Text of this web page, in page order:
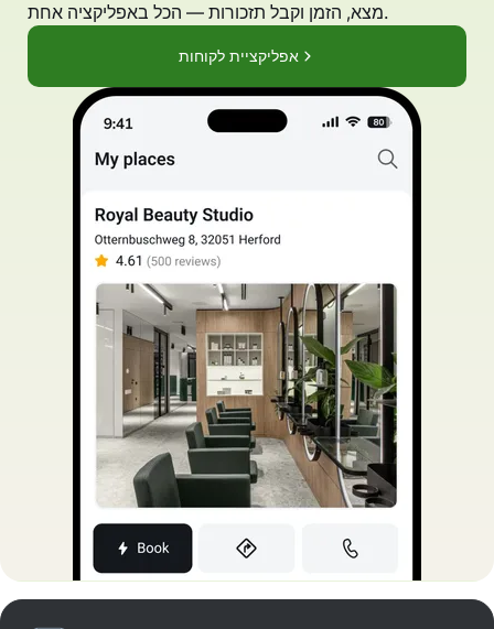
מצא, הזמן וקבל תזכורות — הכל באפליקציה אחת.
אפליקציית לקוחות